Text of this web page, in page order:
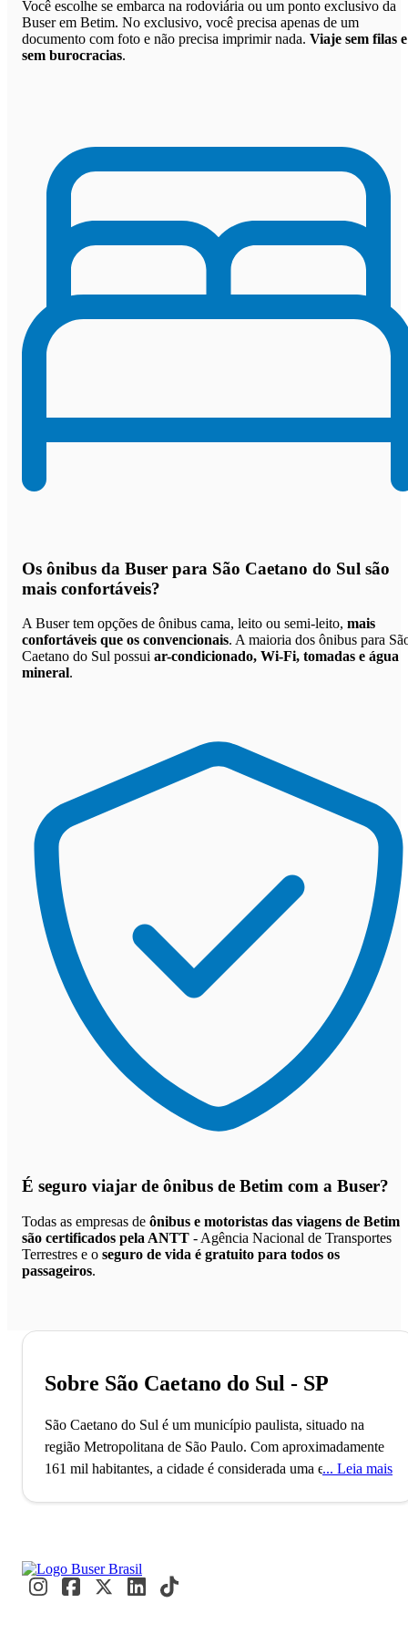
Você escolhe se embarca na rodoviária ou um ponto exclusivo da
Buser em Betim. No exclusivo, você precisa apenas de um
documento com foto e não precisa imprimir nada. Viaje sem filas e
sem burocracias.
Os ônibus da Buser para São Caetano do Sul são
mais confortáveis?
A Buser tem opções de ônibus cama, leito ou semi-leito, mais
confortáveis que os convencionais. A maioria dos ônibus para
Caetano do Sul possui ar-condicionado, Wi-Fi, tomadas e água
mineral.
É seguro viajar de ônibus de Betim com a Buser?
Todas as empresas de ônibus e motoristas das viagens de Betim
são certificados pela ANTT - Agência Nacional de Transportes
Terrestres e o seguro de vida é gratuito para todos os
passageiros.
Sobre São Caetano do Sul - SP
São Caetano do Sul é um município paulista, situado na
região Metropolitana de São Paulo. Com aproximadamente
161 mil habitantes, a cidade é considerada uma extensão da
pessoas de todas as regiões do Brasil para lá. Com a nota
0,862, em uma escala que vai de 0 a 1, São Caetano tem o
Leia mais